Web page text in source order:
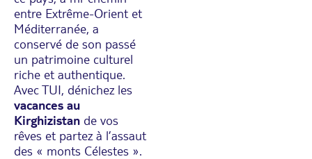
entre Extrême-Orient et
Méditerranée, a
conservé de son passé
un patrimoine culturel
riche et authentique.
Avec TUI, dénichez les
vacances au
Kirghizistan de vos
rêves et partez à l’assaut
des « monts Célestes ».